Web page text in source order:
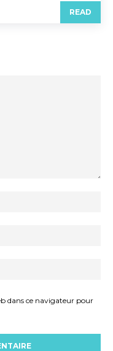
READ
dans ce navigateur pour